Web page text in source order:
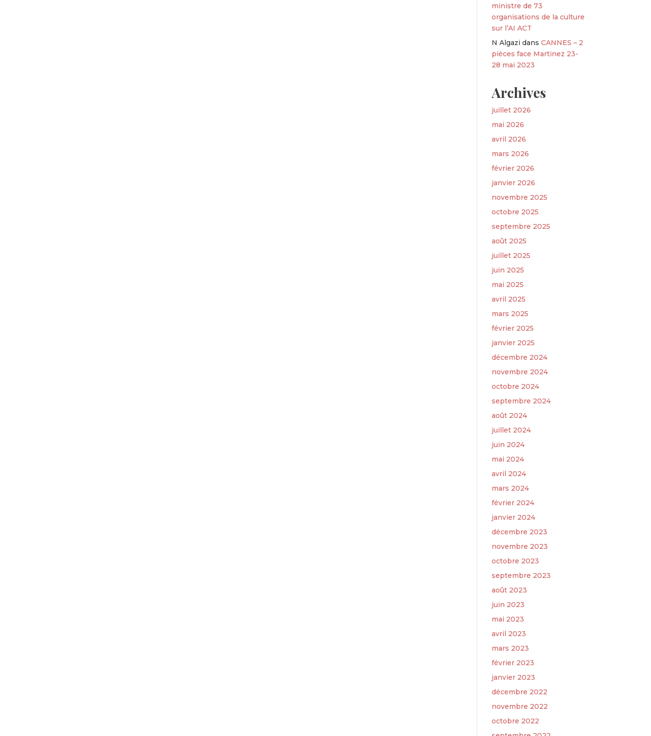
ministre de 73
organisations de la culture
sur l’AI ACT
N Algazi dansCANNES – 2
pièces face Martinez 23-
28 mai 2023
Archives
juillet 2026
mai 2026
avril 2026
mars 2026
février 2026
janvier 2026
novembre 2025
octobre 2025
septembre 2025
août 2025
juillet 2025
juin 2025
mai 2025
avril 2025
mars 2025
février 2025
janvier 2025
décembre 2024
novembre 2024
octobre 2024
septembre 2024
août 2024
juillet 2024
juin 2024
mai 2024
avril 2024
mars 2024
février 2024
janvier 2024
décembre 2023
novembre 2023
octobre 2023
septembre 2023
août 2023
juin 2023
mai 2023
avril 2023
mars 2023
février 2023
janvier 2023
décembre 2022
novembre 2022
octobre 2022